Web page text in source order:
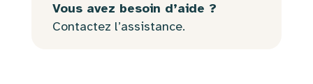
Vous avez besoin d’aide ?
Contactez l’assistance.